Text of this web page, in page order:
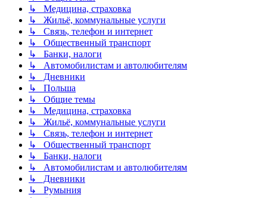
↳ Медицина, страховка
↳ Жильё, коммунальные услуги
↳ Связь, телефон и интернет
↳ Общественный транспорт
↳ Банки, налоги
↳ Автомобилистам и автолюбителям
↳ Дневники
↳ Польша
↳ Общие темы
↳ Медицина, страховка
↳ Жильё, коммунальные услуги
↳ Связь, телефон и интернет
↳ Общественный транспорт
↳ Банки, налоги
↳ Автомобилистам и автолюбителям
↳ Дневники
↳ Румыния